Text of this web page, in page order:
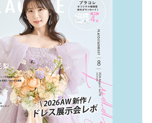
解決します。 まずは診断で候補を絞れる「ウェディ
ング診断」か、体験型 […]続きを読む